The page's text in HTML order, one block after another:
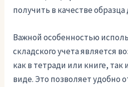
получить в качестве
Важной особенностью
складского учета является
как в тетради или книге, так
виде. Это позволяет удобно